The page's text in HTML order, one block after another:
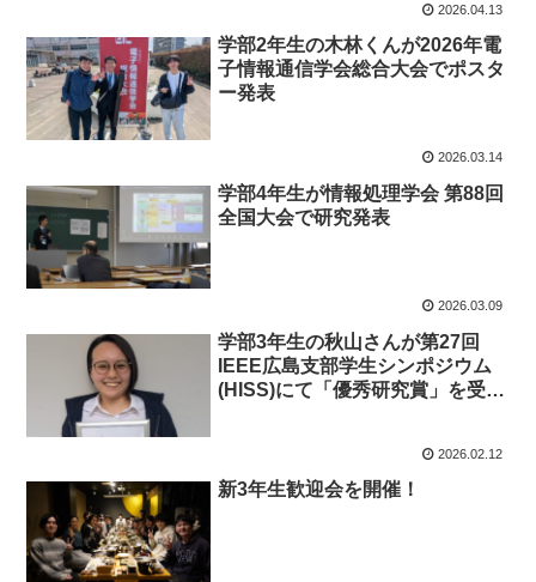
2026.04.13
学部2年生の木林くんが2026年電
子情報通信学会総合大会でポスタ
ー発表
2026.03.14
学部4年生が情報処理学会 第88回
全国大会で研究発表
2026.03.09
学部3年生の秋山さんが第27回
IEEE広島支部学生シンポジウム
(HISS)にて「優秀研究賞」を受
2026.02.12
新3年生歓迎会を開催！